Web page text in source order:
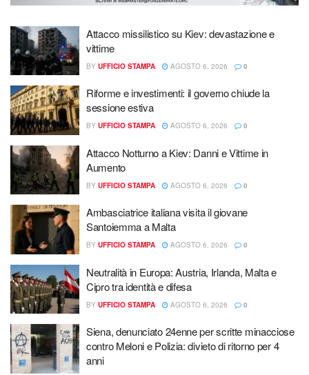
Attacco missilistico su Kiev: devastazione e
vittime
BY UFFICIO STAMPA AGOSTO 6, 2026 0
Riforme e investimenti: il governo chiude la
sessione estiva
BY UFFICIO STAMPA AGOSTO 6, 2026 0
Attacco Notturno a Kiev: Danni e Vittime in
Aumento
BY UFFICIO STAMPA AGOSTO 6, 2026 0
Ambasciatrice italiana visita il giovane
Santoiemma a Malta
BY UFFICIO STAMPA AGOSTO 6, 2026 0
Neutralità in Europa: Austria, Irlanda, Malta e
Cipro tra identità e difesa
BY UFFICIO STAMPA AGOSTO 6, 2026 0
Siena, denunciato 24enne per scritte minacciose
contro Meloni e Polizia: divieto di ritorno per 4
anni